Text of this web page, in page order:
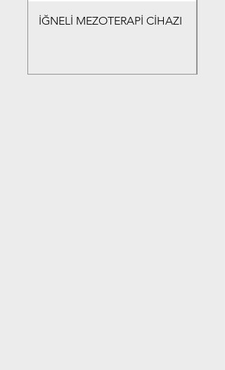
İĞNELİ MEZOTERAPİ CİHAZI